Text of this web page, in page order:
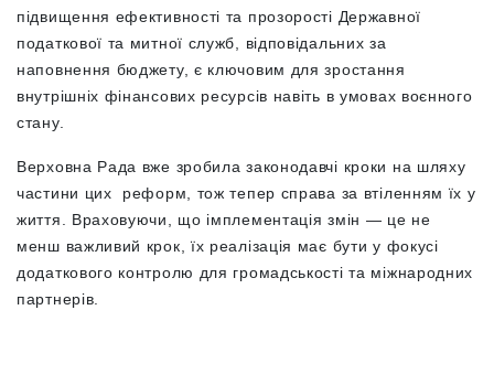
підвищення ефективності та прозорості Державної
податкової та митної служб, відповідальних за
наповнення бюджету, є ключовим для зростання
внутрішніх фінансових ресурсів навіть в умовах воєнного
стану.
Верховна Рада вже зробила законодавчі кроки на шляху
частини цих реформ, тож тепер справа за втіленням їх у
життя. Враховуючи, що імплементація змін — це не
менш важливий крок, їх реалізація має бути у фокусі
додаткового контролю для громадськості та міжнародних
партнерів.